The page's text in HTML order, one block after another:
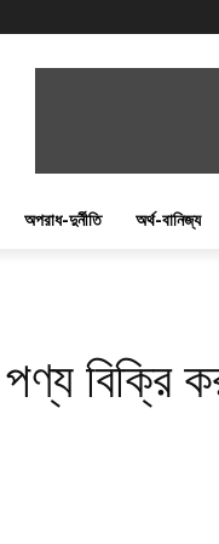
অপরাধ-দুর্নীতি অর্থ-বানিজ্য
বিক্রি